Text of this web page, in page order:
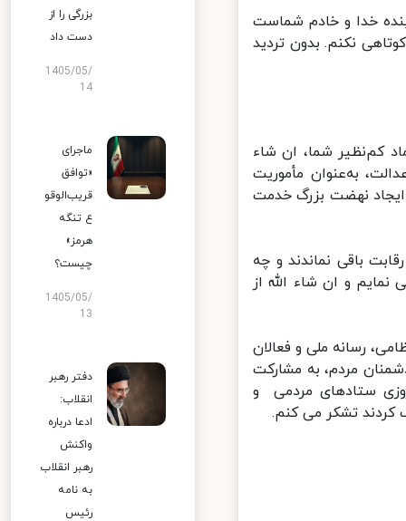
خدا و خادم شماست
نکنم. بدون تردید
کم‌نظیر شما، ان شاء
به‌عنوان مأموریت
نهضت بزرگ خدمت
باقی نماندند و چه
و ان شاء الله از
رسانه ملی و فعالان
مردم، به مشارکت
ستادهای مردمی و
تشکر می کنم.
بزرگی را از
دست داد
1405/05/
14
ماجرای
«توافق
قریب‌الوقو
ع تنگه
هرمز»
چیست؟
1405/05/
13
دفتر رهبر
انقلاب:
ادعا درباره
واکنش
رهبر انقلاب
به نامه
رئیس